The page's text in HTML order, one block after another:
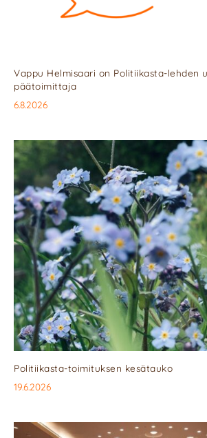
Vappu Helmisaari on Politiikasta-lehden
päätoimittaja
6.8.2026
Politiikasta-toimituksen kesätauko
19.6.2026